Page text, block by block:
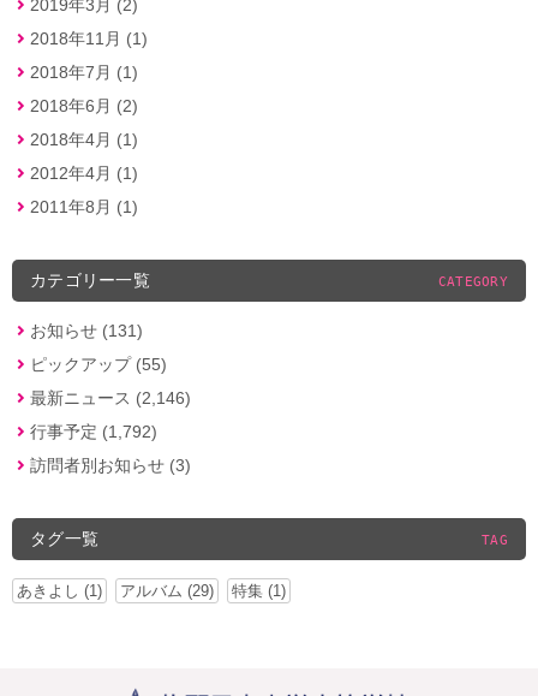
2019年3月 (2)
2018年11月 (1)
2018年7月 (1)
2018年6月 (2)
2018年4月 (1)
2012年4月 (1)
2011年8月 (1)
カテゴリー一覧 CATEGORY
お知らせ (131)
ピックアップ (55)
最新ニュース (2,146)
行事予定 (1,792)
訪問者別お知らせ (3)
タグ一覧 TAG
あきよし (1) アルバム (29) 特集 (1)